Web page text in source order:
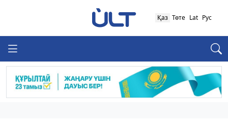
Қаз Төте Lat Рус